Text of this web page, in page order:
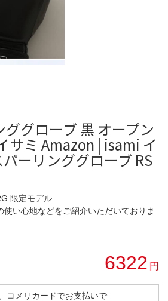
ググローブ 黒 オープン
ミ Amazon | isami イ
ーリンググローブ RS
限定モデル
い心地などをご紹介いただいておりま
6322 円
コメリカードでお支払いで